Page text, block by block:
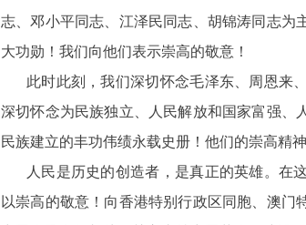
志、邓小平同志、江泽民同志、胡锦涛同志为
大功勋！我们向他们表示崇高的敬意！
此时此刻，我们深切怀念毛泽东、周恩来
深切怀念为民族独立、人民解放和国家富强、
民族建立的丰功伟绩永载史册！他们的崇高精
人民是历史的创造者，是真正的英雄。在
以崇高的敬意！向香港特别行政区同胞、澳